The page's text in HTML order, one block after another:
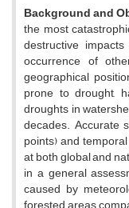
Background and
the most
destructive
occurrence of
geographical
prone to drought,
droughts in
decades. Accurate
points) and
at both global and
in a general
caused by